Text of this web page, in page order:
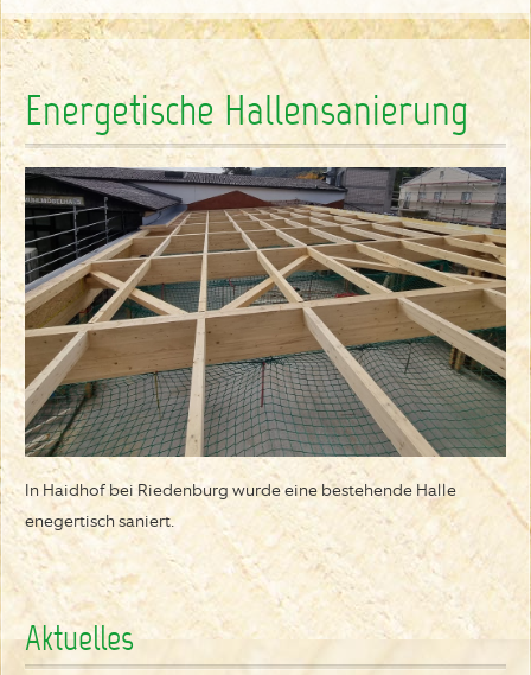
Energetische Hallensanierung
In Haidhof bei Riedenburg wurde eine bestehende Halle
enegertisch saniert.
Aktuelles